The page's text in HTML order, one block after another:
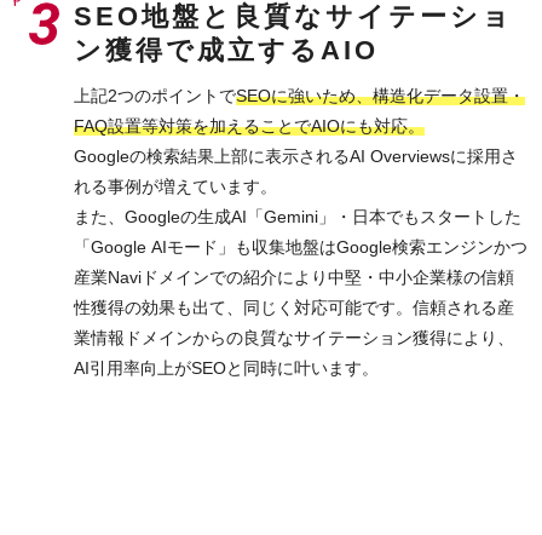
SEO地盤と良質なサイテーショ
ン獲得で成立するAIO
上記2つのポイントでSEOに強いため、構造化データ設置・
FAQ設置等対策を加えることでAIOにも対応。
Googleの検索結果上部に表示されるAI Overviewsに採用さ
れる事例が増えています。
また、Googleの生成AI「Gemini」・日本でもスタートした
「Google AIモード」も収集地盤はGoogle検索エンジンかつ
産業Naviドメインでの紹介により中堅・中小企業様の信頼
性獲得の効果も出て、同じく対応可能です。信頼される産
業情報ドメインからの良質なサイテーション獲得により、
AI引用率向上がSEOと同時に叶います。